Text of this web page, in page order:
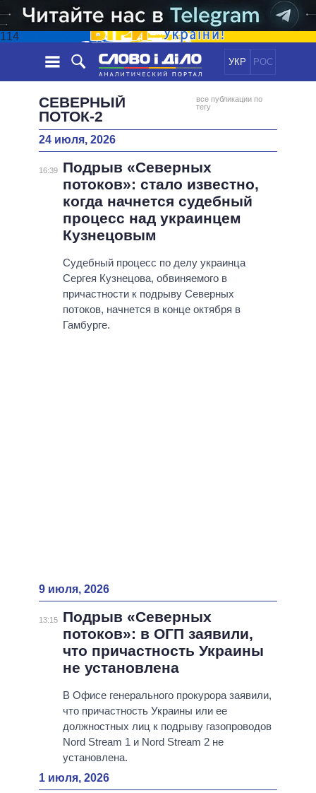
114
УКР РОС
ЛЕНТА
СОБЫТИЯ
СТАТЬИ
ОБЗОРЫ
ДАЙДЖЕСТЫ
ПОЛИТИКА
ЭКОНОМИКА
ОБЩЕСТВО
ОБЕЩАНИЯ
ПОЛИТИКИ
ПРЕЗИДЕНТ И ОФИС
ВЕРХОВНАЯ РАДА
КАБИНЕТ МИНИСТРОВ
ГЛАВЫ ОБЛАДМИНИСТРАЦИЙ
МЭРЫ
ВСЕ ПЕРСОНЫ
ИНФОГРАФИКА
ВИДЕО
СРАВНЕНИЕ ПОЛИТИКОВ
СЕВЕРНЫЙ
ПОТОК-2
все публикации по
тегу
24 июля, 2026
16:39
Подрыв «Северных
потоков»: стало известно,
когда начнется судебный
процесс над украинцем
Кузнецовым
Судебный процесс по делу украинца
Сергея Кузнецова, обвиняемого в
причастности к подрыву Северных
потоков, начнется в конце октября в
Гамбурге.
9 июля, 2026
13:15
Подрыв «Северных
потоков»: в ОГП заявили,
что причастность Украины
не установлена
В Офисе генерального прокурора заявили,
что причастность Украины или ее
должностных лиц к подрыву газопроводов
Nord Stream 1 и Nord Stream 2 не
установлена.
1 июля, 2026